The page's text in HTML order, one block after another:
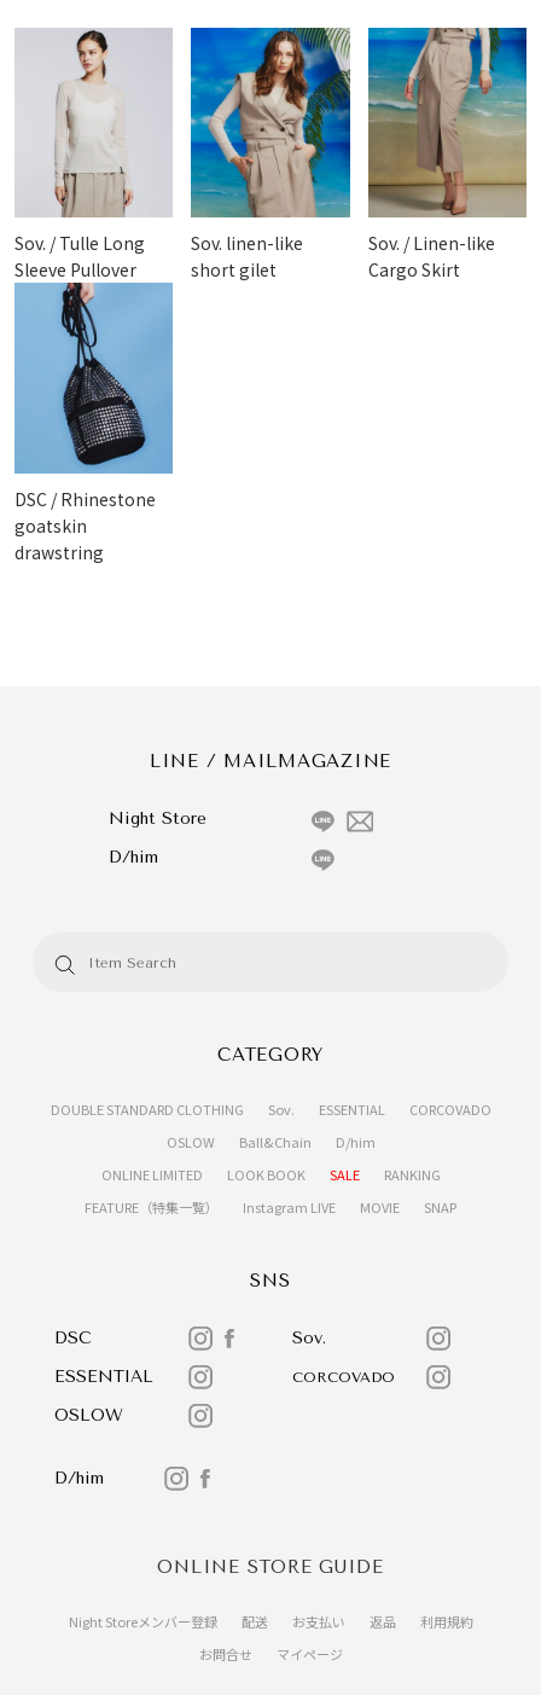
Sov. / Tulle Long
Sleeve Pullover
Sov. linen-like
short gilet
Sov. / Linen-like
Cargo Skirt
DSC / Rhinestone
goatskin
drawstring
LINE / MAILMAGAZINE
Night Store
D/him
CATEGORY
DOUBLE STANDARD CLOTHING Sov. ESSENTIAL
CORCOVADO
OSLOW
Ball&Chain
D/him
ONLINE LIMITED
LOOK BOOK SALE
RANKING
FEATURE（特集一覧）
Instagram LIVE MOVIE SNAP
SNS
DSC
Sov.
ESSENTIAL
CORCOVADO
OSLOW
D/him
ONLINE STORE GUIDE
Night Storeメンバー登録 配送 お支払い 返品
利用規約
お問合せ
マイページ